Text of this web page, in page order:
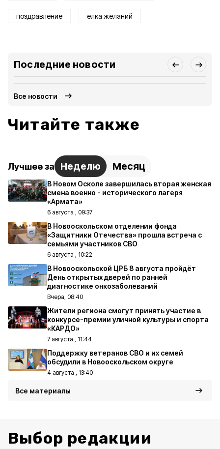
поздравление елка желаний
Последние новости
Все новости
Читайте также
Лучшее за Неделю Месяц
В Новом Осколе завершилась вторая женская
смена военно - исторического лагеря
«Армата»
6 августа , 09:37
В Новооскольском отделении фонда
«Защитники Отечества» прошла встреча с
семьями участников СВО
6 августа , 10:22
В Новооскольской ЦРБ 8 августа пройдёт
День открытых дверей по ранней
диагностике онкозаболеваний
Вчера, 08:40
Жители региона смогут принять участие в
конкурсе-премии уличной культуры и спорта
«КАРДО»
7 августа , 11:44
Поддержку ветеранов СВО и их семей
обсудили в Новооскольском округе
4 августа , 13:40
Все материалы
Выбор редакции